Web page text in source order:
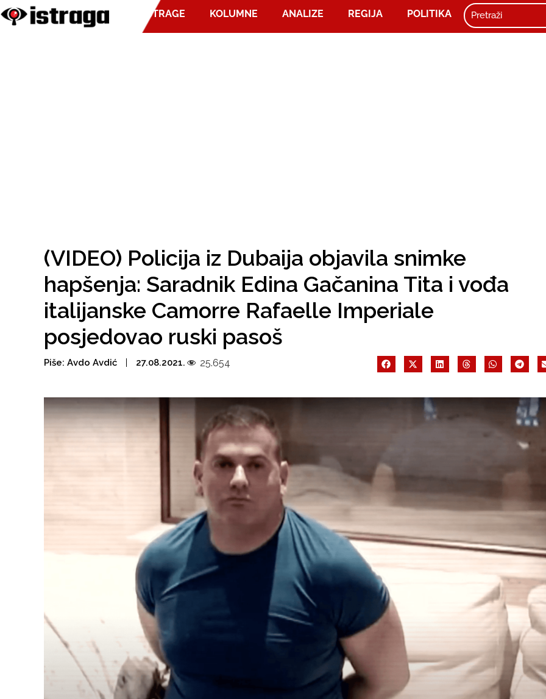
ISTRAGE KOLUMNE ANALIZE REGIJA POLITIKA
(VIDEO) Policija iz Dubaija objavila snimke
hapšenja: Saradnik Edina Gačanina Tita i vođa
italijanske Camorre Rafaelle Imperiale
posjedovao ruski pasoš
Piše: Avdo Avdić 27.08.2021. 25.654